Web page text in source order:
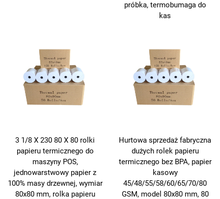
próbka, termobumaga do
kas
3 1/8 X 230 80 X 80 rolki
papieru termicznego do
maszyny POS,
jednowarstwowy papier z
100% masy drzewnej, wymiar
80x80 mm, rolka papieru
Hurtowa sprzedaż fabryczna
dużych rolek papieru
termicznego bez BPA, papier
kasowy
45/48/55/58/60/65/70/80
GSM, model 80x80 mm, 80